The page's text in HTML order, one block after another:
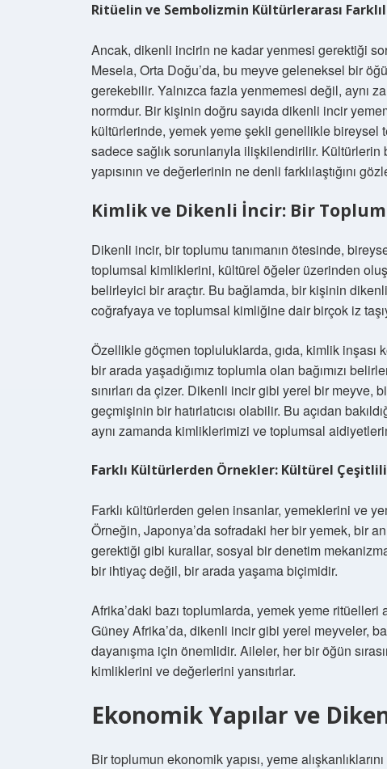
Ritüelin ve Sembolizmin Kültürlerarası
Ancak, dikenli incirin ne kadar yenmesi gerektiği
Mesela, Orta Doğu’da, bu meyve geleneksel bir
gerekebilir. Yalnızca fazla yenmemesi değil, aynı
normdur. Bir kişinin doğru sayıda dikenli incir
kültürlerinde, yemek yeme şekli genellikle bireysel
sadece sağlık sorunlarıyla ilişkilendirilir. Kültürlerin
yapısının ve değerlerinin ne denli farklılaştığını
Kimlik ve Dikenli İncir: Bir
Dikenli incir, bir toplumu tanımanın ötesinde,
toplumsal kimliklerini, kültürel öğeler üzerinden
belirleyici bir araçtır. Bu bağlamda, bir kişinin
coğrafyaya ve toplumsal kimliğine dair birçok iz
Özellikle göçmen topluluklarda, gıda, kimlik
bir arada yaşadığımız toplumla olan bağımızı
sınırları da çizer. Dikenli incir gibi yerel bir
geçmişinin bir hatırlatıcısı olabilir. Bu açıdan
aynı zamanda kimliklerimizi ve toplumsal
Farklı Kültürlerden Örnekler: Kültürel
Farklı kültürlerden gelen insanlar, yemeklerini ve
Örneğin, Japonya’da sofradaki her bir yemek, bir
gerektiği gibi kurallar, sosyal bir denetim
bir ihtiyaç değil, bir arada yaşama biçimidir.
Afrika’daki bazı toplumlarda, yemek yeme
Güney Afrika’da, dikenli incir gibi yerel meyveler,
dayanışma için önemlidir. Aileler, her bir öğün
kimliklerini ve değerlerini yansıtırlar.
Ekonomik Yapılar ve
Bir toplumun ekonomik yapısı, yeme